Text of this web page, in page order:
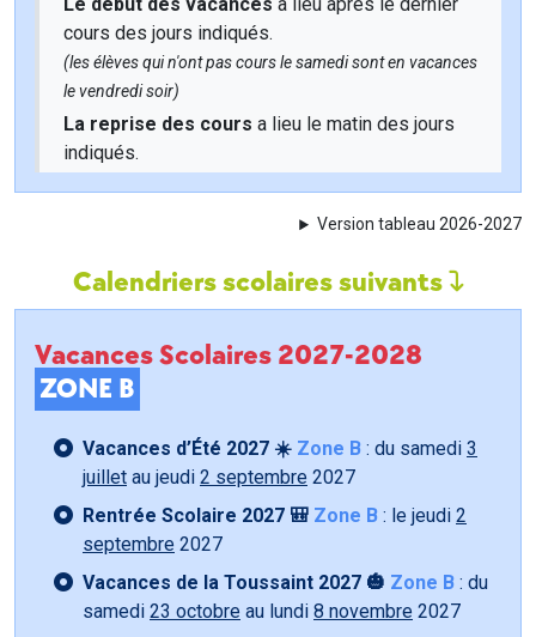
Le début des vacances a lieu après le dernier
cours des jours indiqués.
(les élèves qui n'ont pas cours le samedi sont en vacances
le vendredi soir)
La reprise des cours a lieu le matin des jours
indiqués.
Version tableau 2026-2027
Calendriers scolaires suivants
Vacances Scolaires 2027-2028
ZONE B
Vacances d’Été 2027 ☀️ Zone B : du samedi 3
juillet au jeudi 2 septembre 2027
Rentrée Scolaire 2027 🎒 Zone B : le jeudi 2
septembre 2027
Vacances de la Toussaint 2027 🎃 Zone B : du
samedi 23 octobre au lundi 8 novembre 2027